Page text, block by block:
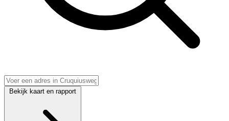
Bekijk kaart en rapport